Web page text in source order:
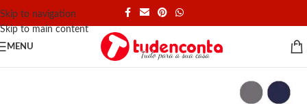
Skip to navigation
Skip to main content
MENU